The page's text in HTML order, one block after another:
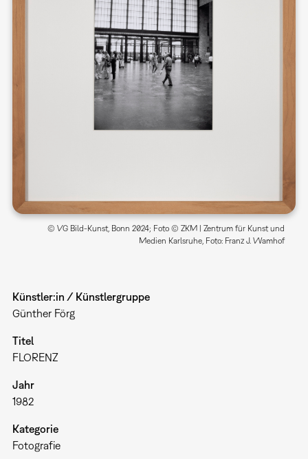
© VG Bild-Kunst, Bonn 2024; Foto © ZKM | Zentrum für Kunst und
Medien Karlsruhe, Foto: Franz J. Wamhof
Künstler:in / Künstlergruppe
Günther Förg
Titel
FLORENZ
Jahr
1982
Kategorie
Fotografie